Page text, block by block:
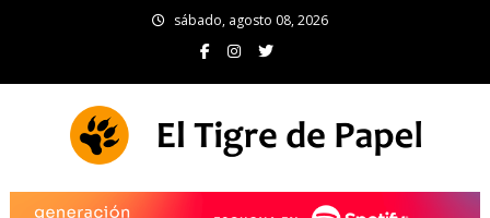
sábado, agosto 08, 2026